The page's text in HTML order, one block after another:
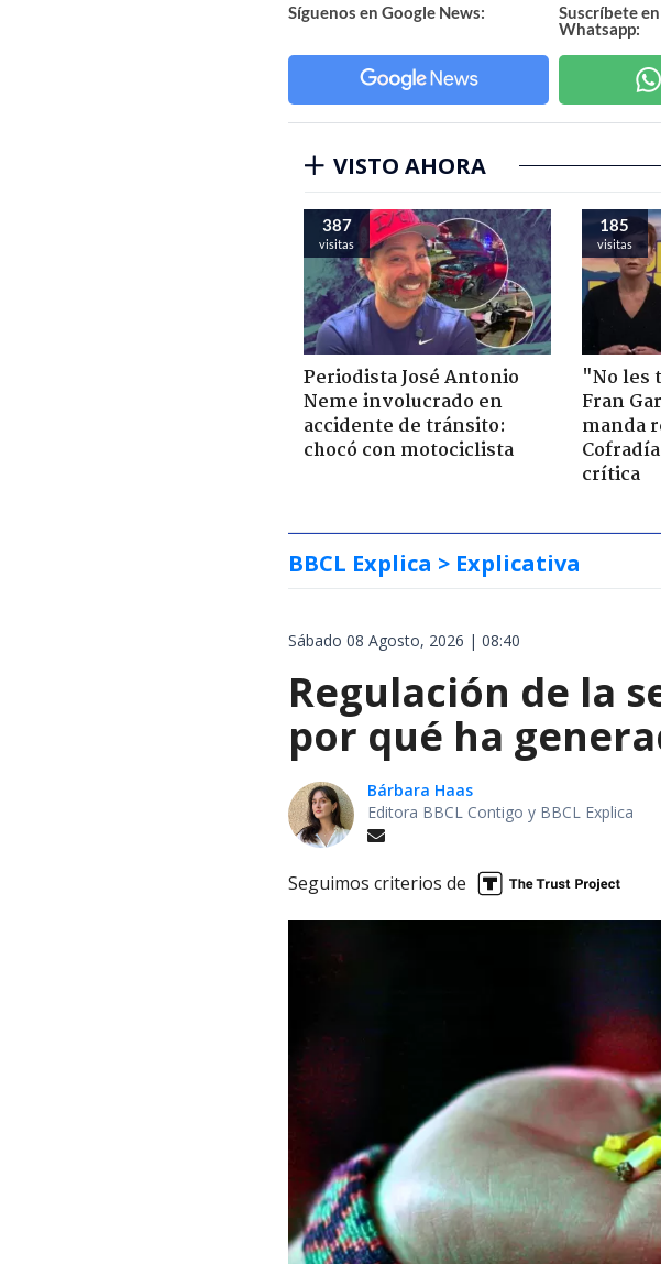
Síguenos en Google News:
Suscríbete
Whatsapp:
VISTO AHORA
387
visitas
Periodista José Antonio
Neme involucrado en
accidente de tránsito:
chocó con motociclista
185
visitas
"No les
Fran
manda
crítica
BBCL Explica > Explicativa
Sábado 08 Agosto, 2026 | 08:40
Regulación de la
por qué ha
Bárbara Haas
Editora BBCL Contigo y BBCL Explica
Seguimos criterios de